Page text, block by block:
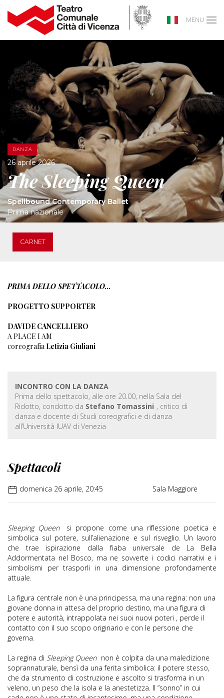
MENU
DANZA
26 aprile 2026
The Sleeping Queen
Spellbound Contemporary Ballet
Prima nazionale
CARNET
PRIMA DELLO SPETTACOLO...
PROGETTO SUPPORTER
DAVIDE CANCELLIERO
A PLACE I AM
coreografia Letizia Giuliani
INCONTRO CON LA DANZA
Prima dello spettacolo, alle ore 20.00, nella Sala del
Ridotto, condotto da Stefano Tomassini , critico di
danza e docente di Studi coreografici e di danza
all’Università IUAV di Venezia
Spettacoli
domenica 26 aprile, 20:45 Sala Maggiore
Sleeping Queen
si propone come una riflessione poetica e
simbolica sul potere, sull’alienazione e sul risveglio. Un lavoro
che trae ispirazione dalla fiaba universale de La Bella
Addormentata nel Bosco, ma ne sovverte i codici narrativi e i
simbolismi per trasporli in una dimensione profondamente
attuale.
La figura centrale non è una principessa, ma una regina: non una
giovane donna in attesa del proprio destino, ma una figura di
potere e autorità, intrappolata nei suoi nuovi poteri , perde il
contatto con il suo scopo originario e con le persone che
governa.
La regina di Sleeping Queen non è colpita da una maledizione
soprannaturale, bensì da una ferita simbolica: il potere stesso,
che da strumento di costruzione e ascolto si trasforma in un
veleno, un peso che la isola e la anestetizza. Il “sonno” in cui